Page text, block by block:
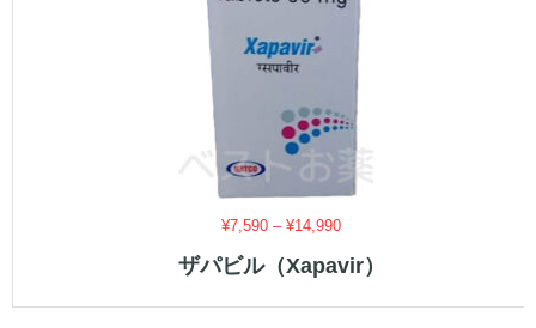
¥7,590 –¥14,990価
帯:
ザパビル（Xapavir）